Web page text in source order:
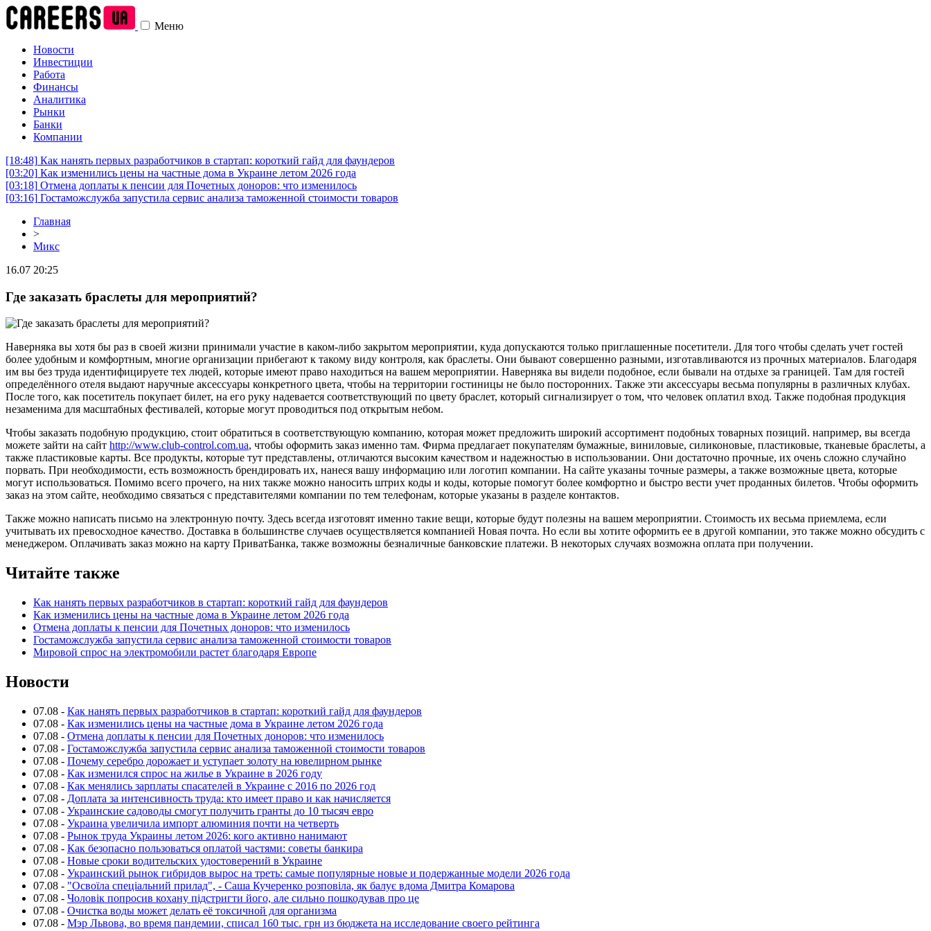
Меню
Новости
Инвестиции
Работа
Финансы
Аналитика
Рынки
Банки
Компании
[18:48] Как нанять первых разработчиков в стартап: короткий гайд для фаундеров
[03:20] Как изменились цены на частные дома в Украине летом 2026 года
[03:18] Отмена доплаты к пенсии для Почетных доноров: что изменилось
[03:16] Гостаможслужба запустила сервис анализа таможенной стоимости товаров
Главная
>
Микс
16.07 20:25
Где заказать браслеты для мероприятий?
Наверняка вы хотя бы раз в своей жизни принимали участие в каком-либо закрытом мероприятии, куда допускаются только приглашенные посетители. Для того чтобы сделать учет гостей
более удобным и комфортным, многие организации прибегают к такому виду контроля, как браслеты. Они бывают совершенно разными, изготавливаются из прочных материалов. Благодаря
им вы без труда идентифицируете тех людей, которые имеют право находиться на вашем мероприятии. Наверняка вы видели подобное, если бывали на отдыхе за границей. Там для гостей
определённого отеля выдают наручные аксессуары конкретного цвета, чтобы на территории гостиницы не было посторонних. Также эти аксессуары весьма популярны в различных клубах.
После того, как посетитель покупает билет, на его руку надевается соответствующий по цвету браслет, который сигнализирует о том, что человек оплатил вход. Также подобная продукция
незаменима для масштабных фестивалей, которые могут проводиться под открытым небом.
Чтобы заказать подобную продукцию, стоит обратиться в соответствующую компанию, которая может предложить широкий ассортимент подобных товарных позиций. например, вы всегда
можете зайти на сайт http://www.club-control.com.ua, чтобы оформить заказ именно там. Фирма предлагает покупателям бумажные, виниловые, силиконовые, пластиковые, тканевые браслеты, а
также пластиковые карты. Все продукты, которые тут представлены, отличаются высоким качеством и надежностью в использовании. Они достаточно прочные, их очень сложно случайно
порвать. При необходимости, есть возможность брендировать их, нанеся вашу информацию или логотип компании. На сайте указаны точные размеры, а также возможные цвета, которые
могут использоваться. Помимо всего прочего, на них также можно наносить штрих коды и коды, которые помогут более комфортно и быстро вести учет проданных билетов. Чтобы оформить
заказ на этом сайте, необходимо связаться с представителями компании по тем телефонам, которые указаны в разделе контактов.
Также можно написать письмо на электронную почту. Здесь всегда изготовят именно такие вещи, которые будут полезны на вашем мероприятии. Стоимость их весьма приемлема, если
учитывать их превосходное качество. Доставка в большинстве случаев осуществляется компанией Новая почта. Но если вы хотите оформить ее в другой компании, это также можно обсудить с
менеджером. Оплачивать заказ можно на карту ПриватБанка, также возможны безналичные банковские платежи. В некоторых случаях возможна оплата при получении.
Читайте также
Как нанять первых разработчиков в стартап: короткий гайд для фаундеров
Как изменились цены на частные дома в Украине летом 2026 года
Отмена доплаты к пенсии для Почетных доноров: что изменилось
Гостаможслужба запустила сервис анализа таможенной стоимости товаров
Мировой спрос на электромобили растет благодаря Европе
Новости
07.08 - Как нанять первых разработчиков в стартап: короткий гайд для фаундеров
07.08 - Как изменились цены на частные дома в Украине летом 2026 года
07.08 - Отмена доплаты к пенсии для Почетных доноров: что изменилось
07.08 - Гостаможслужба запустила сервис анализа таможенной стоимости товаров
07.08 - Почему серебро дорожает и уступает золоту на ювелирном рынке
07.08 - Как изменился спрос на жилье в Украине в 2026 году
07.08 - Как менялись зарплаты спасателей в Украине с 2016 по 2026 год
07.08 - Доплата за интенсивность труда: кто имеет право и как начисляется
07.08 - Украинские садоводы смогут получить гранты до 10 тысяч евро
07.08 - Украина увеличила импорт алюминия почти на четверть
07.08 - Рынок труда Украины летом 2026: кого активно нанимают
07.08 - Как безопасно пользоваться оплатой частями: советы банкира
07.08 - Новые сроки водительских удостоверений в Украине
07.08 - Украинский рынок гибридов вырос на треть: самые популярные новые и подержанные модели 2026 года
07.08 - "Освоїла спеціальний прилад", - Саша Кучеренко розповіла, як балує вдома Дмитра Комарова
07.08 - Чоловік попросив кохану підстригти його, але сильно пошкодував про це
07.08 - Очистка воды может делать её токсичной для организма
07.08 - Мэр Львова, во время пандемии, списал 160 тыс. грн из бюджета на исследование своего рейтинга